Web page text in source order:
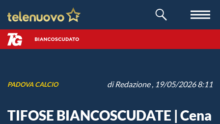
PADOVA CALCIO diRedazione, 19/05/2026 8:11
TIFOSE BIANCOSCUDATE | Cena